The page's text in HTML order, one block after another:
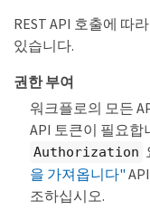
REST API 호출에 따
있습니다.
권한 부여
워크플로의 모든
API 토큰이 필요합
Authorization
을 가져옵니다"
조하십시오.